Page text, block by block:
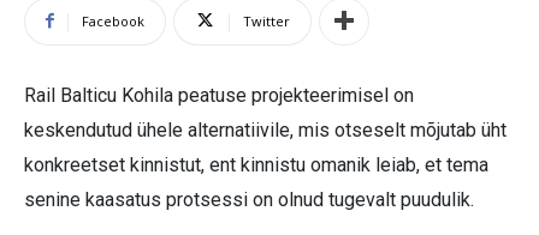
Facebook Twitter
Rail Balticu Kohila peatuse projekteerimisel on
keskendutud ühele alternatiivile, mis otseselt mõjutab üht
konkreetset kinnistut, ent kinnistu omanik leiab, et tema
senine kaasatus protsessi on olnud tugevalt puudulik.